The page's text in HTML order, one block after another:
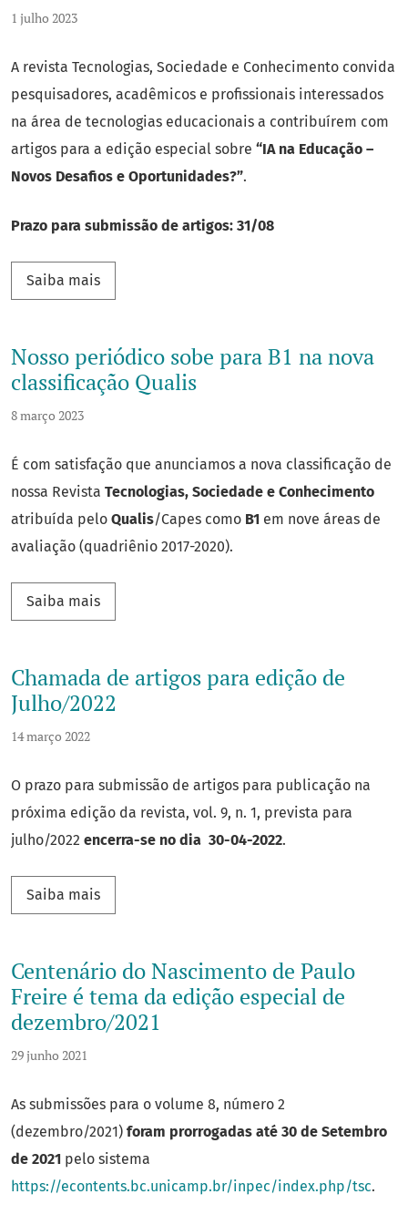
1 julho 2023
A revista Tecnologias, Sociedade e Conhecimento convida
pesquisadores, acadêmicos e profissionais interessados
na área de tecnologias educacionais a contribuírem com
artigos para a edição especial sobre “IA na Educação –
Novos Desafios e Oportunidades?”.
Prazo para submissão de artigos: 31/08
Saiba maisSaiba mais sobre Chamada de Artigos: IA na
Nosso periódico sobe para B1 na nova
classificação Qualis
8 março 2023
É com satisfação que anunciamos a nova classificação de
nossa Revista Tecnologias, Sociedade e Conhecimento
atribuída pelo Qualis/Capes como B1 em nove áreas de
avaliação (quadriênio 2017-2020).
Saiba maisSaiba mais sobre Nosso periódico sobe para
Chamada de artigos para edição de
Julho/2022
14 março 2022
O prazo para submissão de artigos para publicação na
próxima edição da revista, vol. 9, n. 1, prevista para
julho/2022 encerra-se no dia 30-04-2022.
Saiba maisSaiba mais sobre Chamada de artigos para
Centenário do Nascimento de Paulo
Freire é tema da edição especial de
dezembro/2021
29 junho 2021
As submissões para o volume 8, número 2
(dezembro/2021) foram prorrogadas até 30 de Setembro
de 2021 pelo sistema
https://econtents.bc.unicamp.br/inpec/index.php/tsc.